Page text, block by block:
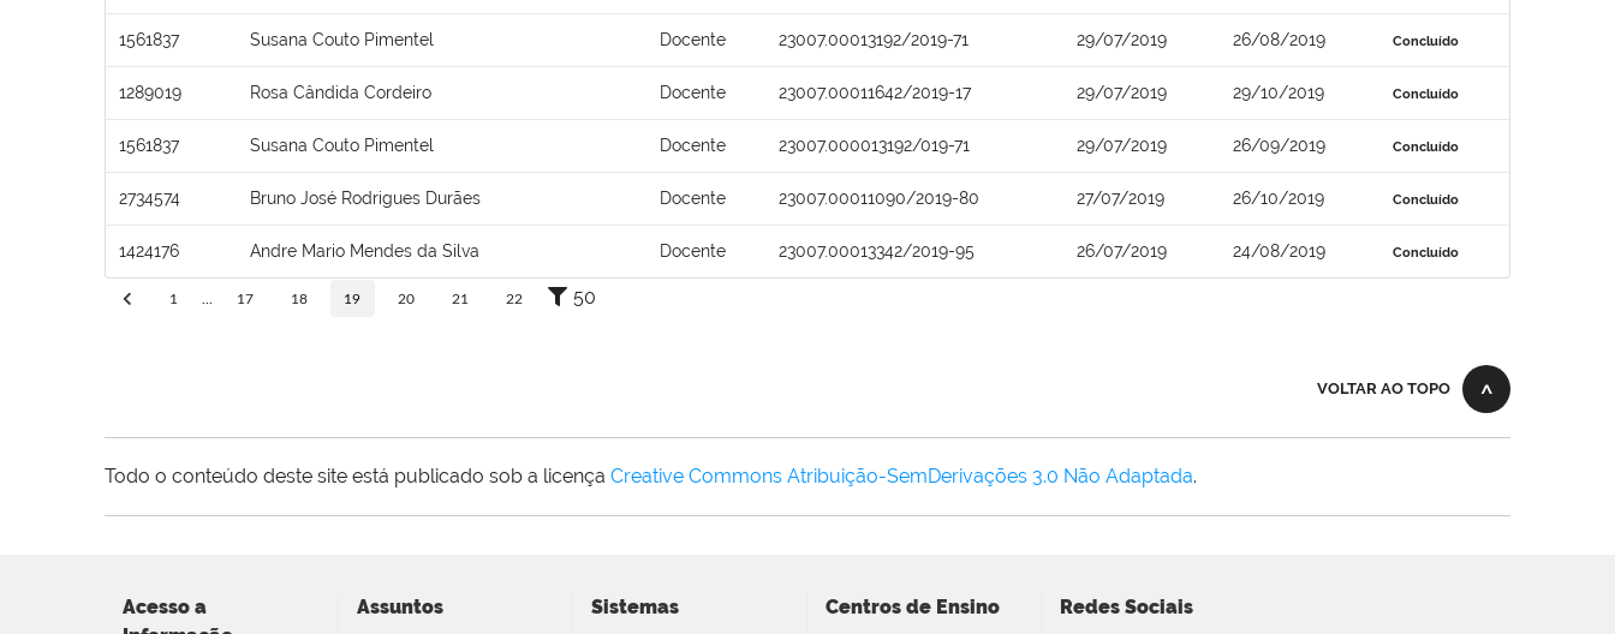
1561837 Susana Couto Pimentel Docente 23007.00013192/2019-71 29/07/2019 26/08/2019 Concluído
1289019 Rosa Cândida Cordeiro Docente 23007.00011642/2019-17 29/07/2019 29/10/2019 Concluído
1561837 Susana Couto Pimentel Docente 23007.000013192/019-71 29/07/2019 26/09/2019 Concluído
2734574 Bruno José Rodrigues Durães Docente 23007.00011090/2019-80 27/07/2019 26/10/2019 Concluído
1424176 Andre Mario Mendes da Silva Docente 23007.00013342/2019-95 26/07/2019 24/08/2019 Concluído
1 17 18 19 20 21 22 50
VOLTAR AO TOPO
Todo o conteúdo deste site está publicado sob a licença Creative Commons Atribuição-SemDerivações 3.0 Não Adaptada.
Acesso a
Assuntos Sistemas Centros de Ensino Redes Sociais